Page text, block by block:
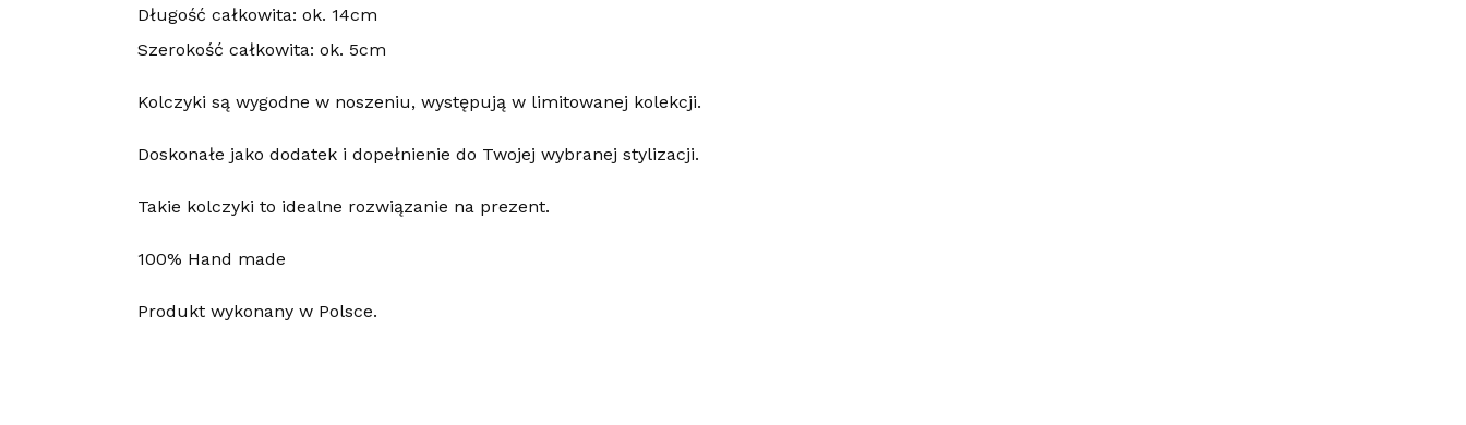
Długość całkowita: ok. 14cm
Szerokość całkowita: ok. 5cm
Kolczyki są wygodne w noszeniu, występują w limitowanej kolekcji.
Doskonałe jako dodatek i dopełnienie do Twojej wybranej stylizacji.
Takie kolczyki to idealne rozwiązanie na prezent.
100% Hand made
Produkt wykonany w Polsce.